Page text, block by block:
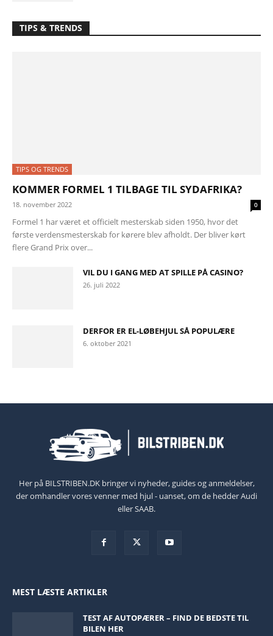
TIPS & TRENDS
TIPS OG TRENDS
KOMMER FORMEL 1 TILBAGE TIL SYDAFRIKA?
18. november 2022 0
Formel 1 har været et officielt mesterskab siden 1950, hvor det
første verdensmesterskab for kørere blev afholdt. Der bliver kørt
flere Grand Prix over...
VIL DU I GANG MED AT SPILLE PÅ CASINO?
26. juli 2022
DERFOR ER EL-LØBEHJUL SÅ POPULÆRE
6. oktober 2021
Her på BILSTRIBEN.DK bringer vi nyheder, guides og anmeldelser,
der omhandler vores venner med hjul - uanset, om de hedder Audi
eller SAAB.
MEST LÆSTE ARTIKLER
TEST AF AUTOPÆRER – FIND DE BEDSTE TIL
BILEN HER